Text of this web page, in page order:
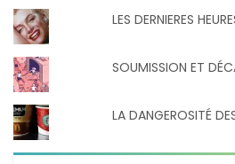
LES DERNIERES
SOUMISSION ET
LA DANGEROSITÉ